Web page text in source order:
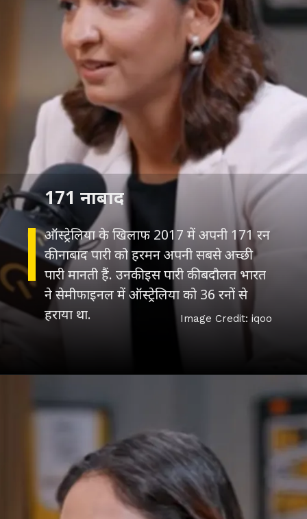
ऑस्ट्रेलिया के खिलाफ 2017 में अपनी 171 रन
की नाबाद पारी को हरमन अपनी सबसे अच्छी
पारी मानती हैं. उनकी इस पारी की बदौलत भारत
ने सेमीफाइनल में ऑस्ट्रेलिया को 36 रनों से
हराया था.
171 नाबाद
Image Credit: iqoo